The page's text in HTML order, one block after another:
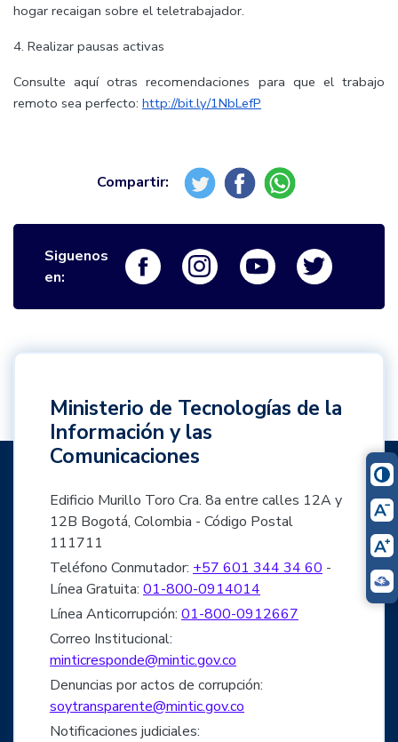
hogar recaigan sobre el teletrabajador.
4. Realizar pausas activas
Consulte aquí otras recomendaciones para que el trabajo
remoto sea perfecto: http://bit.ly/1NbLefP
Siguenos
en:
Logo FacebookLogo InstagramLogo Youtube
Ministerio de Tecnologías de la
Información y las
Comunicaciones
Edificio Murillo Toro Cra. 8a entre calles 12A y
12B Bogotá, Colombia - Código Postal
111711
Teléfono Conmutador: +57 601 344 34 60 -
Línea Gratuita: 01-800-0914014
Línea Anticorrupción: 01-800-0912667
Correo Institucional:
minticresponde@mintic.gov.co
Denuncias por actos de corrupción:
soytransparente@mintic.gov.co
Notificaciones judiciales: